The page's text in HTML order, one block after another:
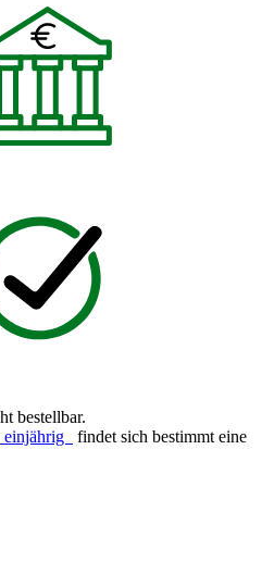
bestellbar.
findet sich bestimmt eine